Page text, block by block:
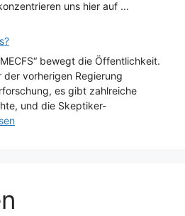
uns hier auf ...
bewegt die Öffentlichkeit.
der vorherigen Regierung
es gibt zahlreiche
und die Skeptiker-